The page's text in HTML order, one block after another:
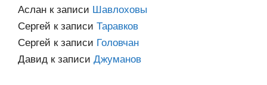
Аслан к записи Шавлоховы
Сергей к записи Таравков
Сергей к записи Головчан
Давид к записи Джуманов